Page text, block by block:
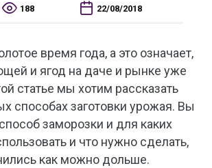
188 22/08/2018
время года, а это означает,
и ягод на даче и рынке уже
статье мы хотим рассказать
способах заготовки урожая. Вы
заморозки и для каких
и что нужно сделать,
как можно дольше.